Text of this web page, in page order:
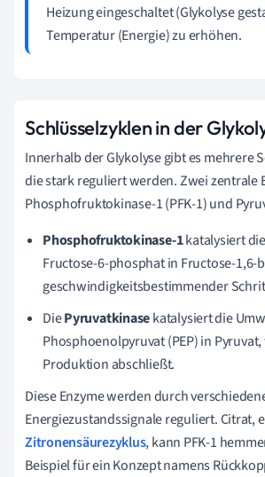
Heizung eingeschaltet (Glykolyse
Temperatur (Energie) zu erhöhen.
Schlüsselzyklen in der
Innerhalb der Glykolyse gibt es mehrere
die stark reguliert werden. Zwei zentrale
Phosphofruktokinase-1 (PFK-1) und
Phosphofruktokinase-1katalysiert
Fructose-6-phosphat in Fructose-1,6-
geschwindigkeitsbestimmender
DiePyruvatkinasekatalysiert die
Phosphoenolpyruvat (PEP) in Pyruvat,
Produktion abschließt.
Diese Enzyme werden durch
Energiezustandssignale reguliert. Citrat,
Zitronensäurezyklus, kann PFK-1
Beispiel für ein Konzept namens